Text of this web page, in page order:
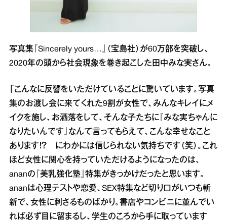
写真集『Sincerely yours…』（宝島社）が60万部を突破し、
2020年の頭から社会現象を巻き起こした田中みな実さん。
「こんなに反響をいただけていることに驚いています。写真
集のお渡し会に来てくれた9割が女性で、みんなキレイにメ
イクを施し、お洒落をして、そんな子たちに『みな実ちゃんに
なりたいんです』なんて言ってもらえて、こんな幸せなこと
あります！？ にわかには信じられない気持ちです（笑）。これ
ほど女性に関心を持っていただけるようになったのは、
ananの『美乳強化塾』特集がきっかけだったと思います。
ananは心理テストや恋愛、SEX特集など切り口がいつも斬
新で、女性に刺さるものばかり。書店やコンビニに並んでい
れば必ず目に留まるし、学生のころから手に取っています